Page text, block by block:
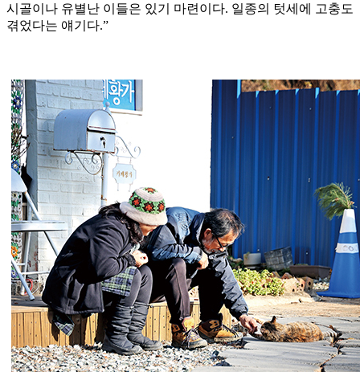
시골이나 유별난 이들은 있기 마련이다. 일종의 텃세에 고충도
겪었다는 얘기다.”